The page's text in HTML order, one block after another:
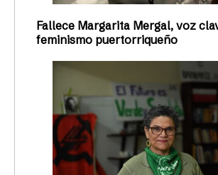
Fallece Margarita Mergal, voz
feminismo puertorriqueño